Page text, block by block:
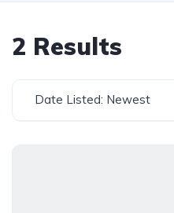
2 Results
Date Listed: Newest